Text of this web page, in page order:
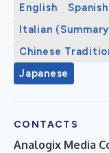
English Spanish
Italian
Chinese
Japanese
CONTACTS
Analogix Media